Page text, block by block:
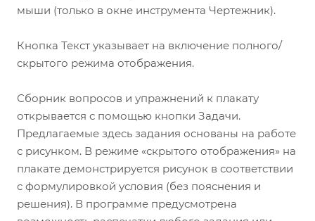
мыши (только в окне инструмента Чертежник).
Кнопка Текст указывает на включение полного/
скрытого режима отображения.
Сборник вопросов и упражнений к плакату
открывается с помощью кнопки Задачи.
Предлагаемые здесь задания основаны на работе
с рисунком. В режиме «скрытого отображения» на
плакате демонстрируется рисунок в соответствии
с формулировкой условия (без пояснения и
решения). В программе предусмотрена